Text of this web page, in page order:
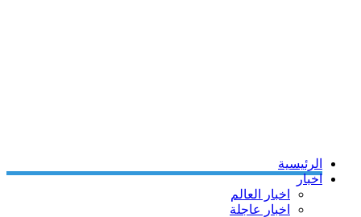
الرئيسية
اخبار
اخبار العالم
اخبار عاجلة